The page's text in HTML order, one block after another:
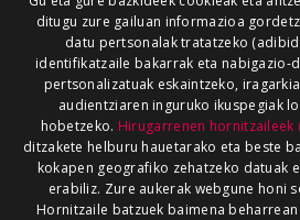
ditugu zure gailuan informazioa
datu pertsonalak tratatzeko
identifikatzaile bakarrak eta nabigazio-
pertsonalizatuak eskaintzeko,
audientziaren inguruko ikuspegiak
hobetzeko. Hirugarrenen hornitzaileek
ditzakete helburu hauetarako eta beste
kokapen geografiko zehatzeko datuak
erabiliz. Zure aukerak webgune honi
Hornitzaile batzuek baimena